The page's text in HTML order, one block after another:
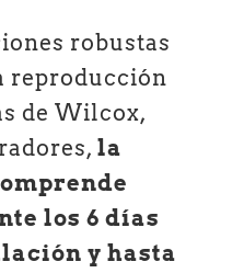
robustas
reproducción
de Wilcox,
la
los 6 días
y hasta